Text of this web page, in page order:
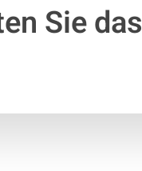
Sie das